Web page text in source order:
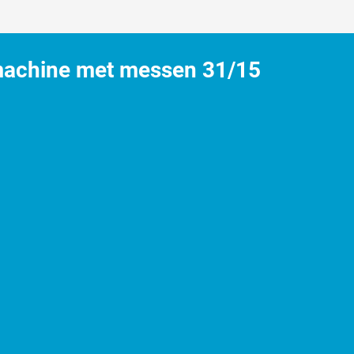
met messen 31/15